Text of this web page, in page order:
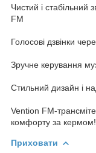
Чистий і стабільний
FM
Голосові дзвінки
Зручне керування
Стильний дизайн і
Vention FM-
комфорту за кермом!
Приховати